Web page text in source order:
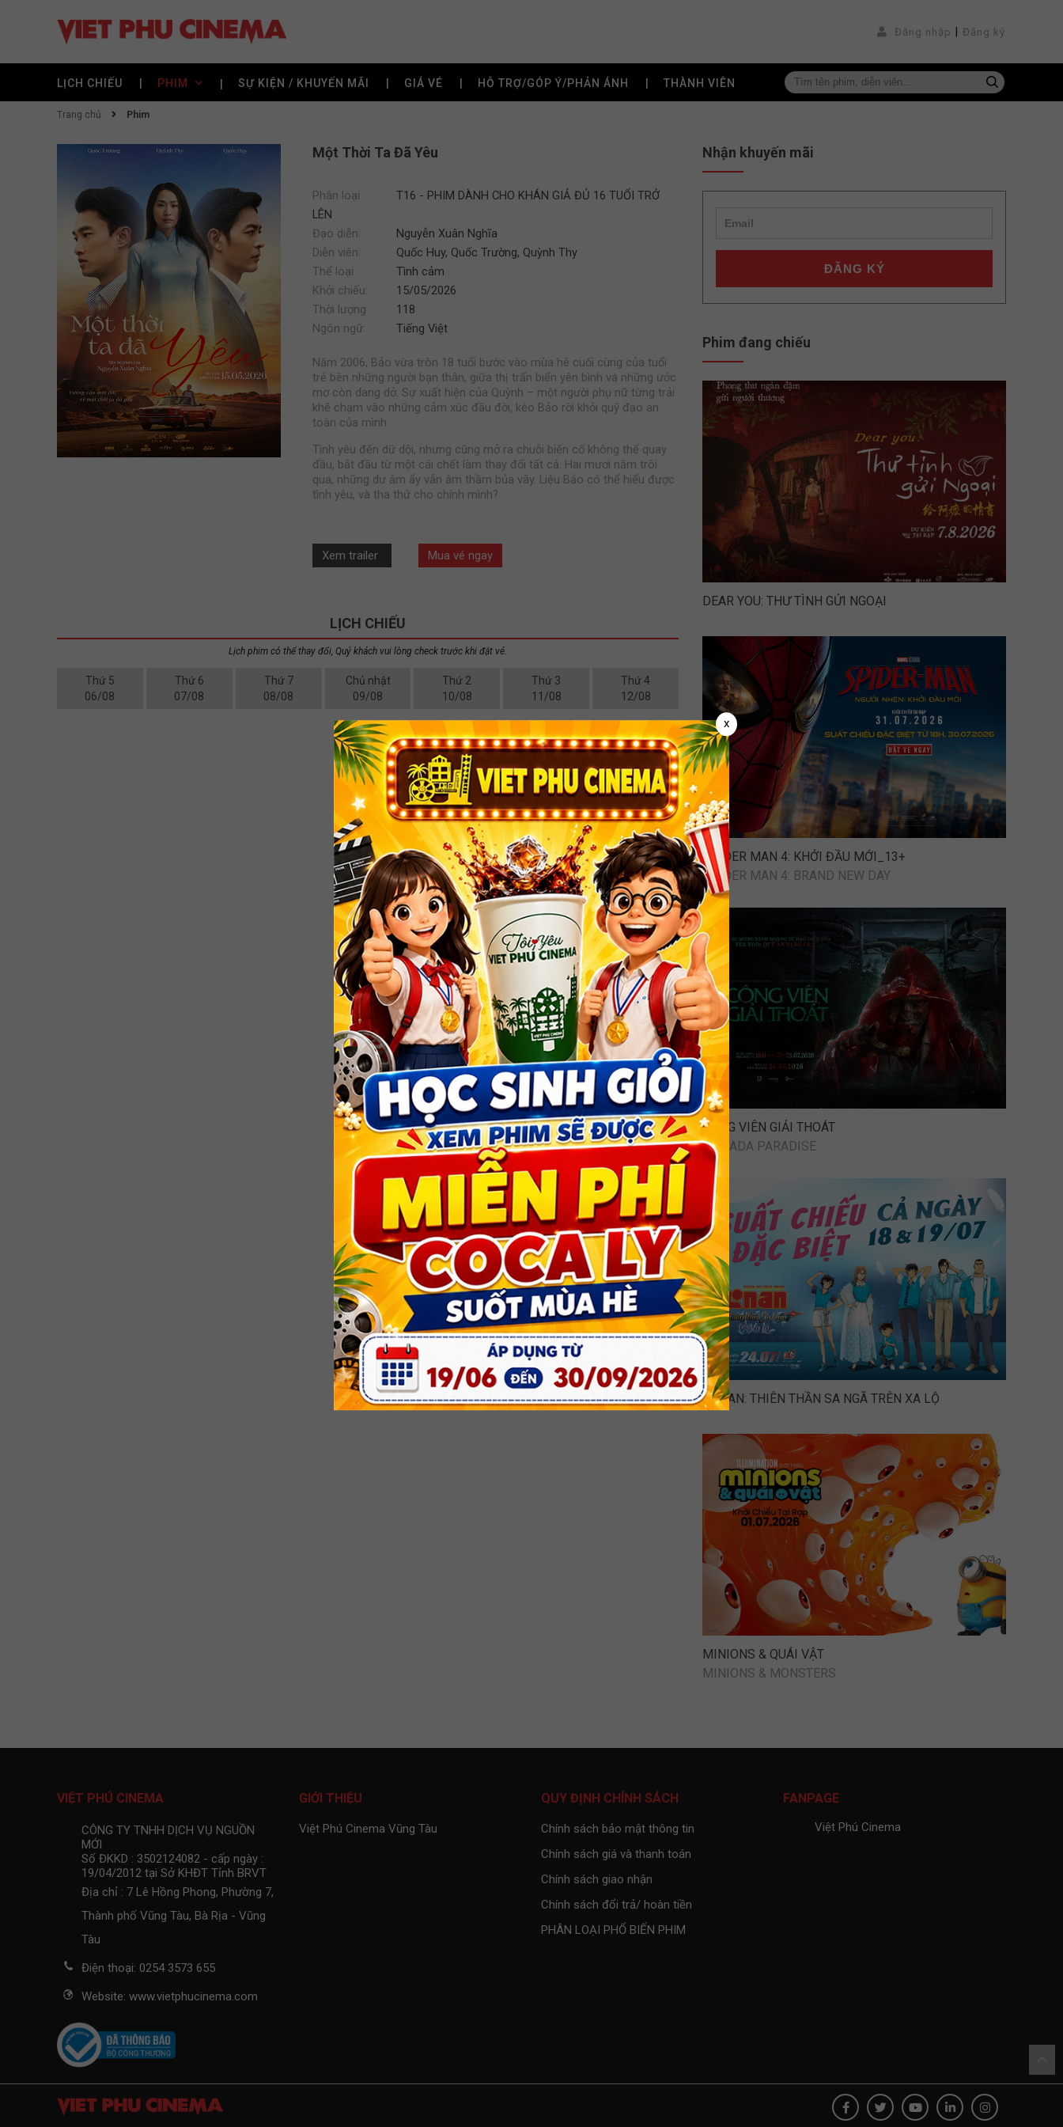
Đăng nhập | Đăng ký
LỊCH CHIẾU PHIM SỰ KIỆN / KHUYẾN MÃI GIÁ VÉ HỖ TRỢ/GÓP Ý/PHẢN ÁNH THÀNH VIÊN
Trang chủ Phim
Một Thời Ta Đã Yêu
Phân loại:
T16 - PHIM DÀNH CHO KHÁN GIẢ ĐỦ 16 TUỔI TRỞ
LÊN
Đạo diễn:
Nguyễn Xuân Nghĩa
Diễn viên:
Quốc Huy, Quốc Trường, Quỳnh Thy
Thể loại:
Tình cảm
Khởi chiếu:
15/05/2026
Thời lượng:
118
Ngôn ngữ:
Tiếng Việt
Năm 2006, Bảo vừa tròn 18 tuổi bước vào mùa hè cuối cùng của tuổi
trẻ bên những người bạn thân, giữa thị trấn biển yên bình và những ước
mơ còn dang dở. Sự xuất hiện của Quỳnh – một người phụ nữ từng trải
khẽ chạm vào những cảm xúc đầu đời, kéo Bảo rời khỏi quỹ đạo an
toàn của mình.
Tình yêu đến dữ dội, nhưng cũng mở ra chuỗi biến cố không thể quay
đầu, bắt đầu từ một cái chết làm thay đổi tất cả. Hai mươi năm trôi
qua, những dư âm ấy vẫn âm thầm bủa vây. Liệu Bảo có thể hiểu được
tình yêu, và tha thứ cho chính mình?
Xem trailer Mua vé ngay
LỊCH CHIẾU
Lịch phim có thể thay đổi, Quý khách vui lòng check trước khi đặt vé.
Thứ 5
06/08
Thứ 6
07/08
Thứ 7
08/08
Chủ nhật
09/08
Thứ 2
10/08
Thứ 3
11/08
Thứ 4
12/08
Nhận khuyến mãi
ĐĂNG KÝ
Phim đang chiếu
DEAR YOU: THƯ TÌNH GỬI NGOẠI
SPIDER MAN 4: KHỞI ĐẦU MỚI_13+
SPIDER MAN 4: BRAND NEW DAY
CÔNG VIÊN GIẢI THOÁT
KIJSADA PARADISE
CONAN: THIÊN THẦN SA NGÃ TRÊN XA LỘ
MINIONS & QUÁI VẬT
MINIONS & MONSTERS
x
VIỆT PHÚ CINEMA
CÔNG TY TNHH DỊCH VỤ NGUỒN
MỚI
Số ĐKKD : 3502124082 - cấp ngày :
19/04/2012 tại Sở KHĐT Tỉnh BRVT
Địa chỉ : 7 Lê Hồng Phong, Phường 7,
Thành phố Vũng Tàu, Bà Rịa - Vũng
Tàu
Điện thoại: 0254 3573 655
Website: www.vietphucinema.com
GIỚI THIỆU
Việt Phú Cinema Vũng Tàu
QUY ĐỊNH CHÍNH SÁCH
Chính sách bảo mật thông tin
Chính sách giá và thanh toán
Chính sách giao nhận
Chính sách đổi trả/ hoàn tiền
PHÂN LOẠI PHỔ BIẾN PHIM
FANPAGE
Việt Phú Cinema